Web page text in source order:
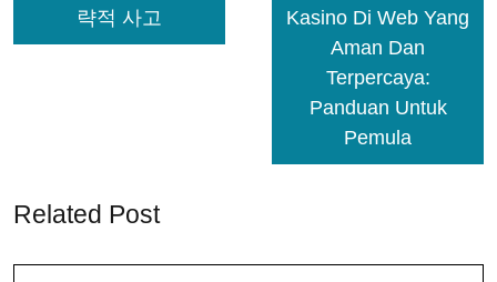
략적 사고
Kasino Di Web Yang
Aman Dan
Terpercaya:
Panduan Untuk
Pemula
Related Post